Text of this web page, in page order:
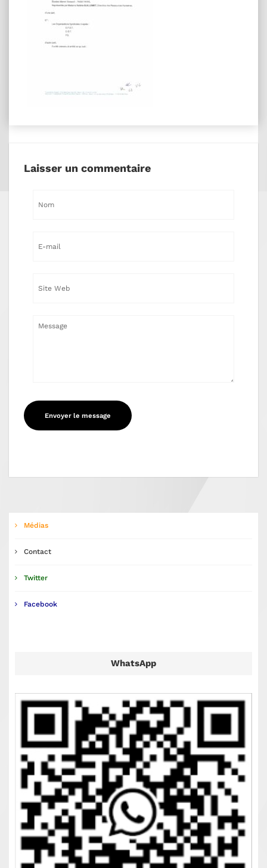
Laisser un commentaire
Médias
Contact
Twitter
Facebook
WhatsApp